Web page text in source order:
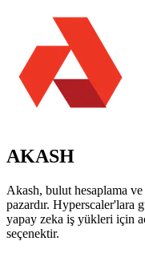
AKASH
Akash, bulut hesaplama
pazardır. Hyperscaler'lara
yapay zeka iş yükleri için
seçenektir.